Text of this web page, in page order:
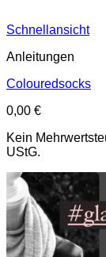
Schnellansicht
Anleitungen
Colouredsocks
0,00 €
Kein
UStG.